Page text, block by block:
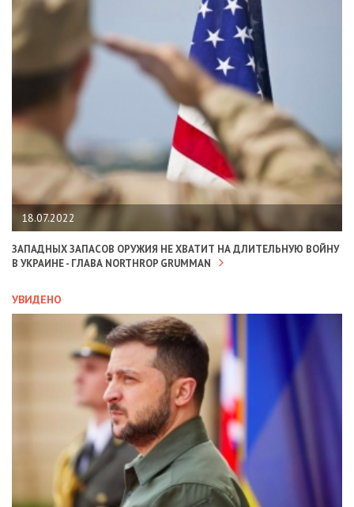
18.07.2022
ЗАПАДНЫХ ЗАПАСОВ ОРУЖИЯ НЕ ХВАТИТ НА ДЛИТЕЛЬНУЮ ВОЙНУ
В УКРАИНЕ - ГЛАВА NORTHROP GRUMMAN
УВИДЕНО